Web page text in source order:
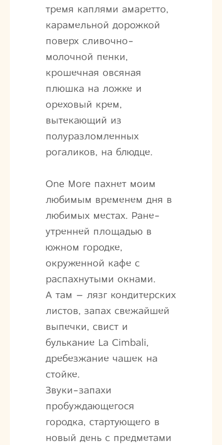
тремя каплями амаретто,
карамельной дорожкой
поверх сливочно-
молочной пенки,
крошечная овсяная
плюшка на ложке и
ореховый крем,
вытекающий из
полуразломленных
рогаликов, на блюдце.
One More пахнет моим
любимым временем дня в
любимых местах. Ране-
утренней площадью в
южном городке,
окруженной кафе с
распахнутыми окнами.
А там – лязг кондитерских
листов, запах свежайшей
выпечки, свист и
булькание La Cimbali,
дребезжание чашек на
стойке.
Звуки-запахи
пробуждающегося
городка, стартующего в
новый день с предметами